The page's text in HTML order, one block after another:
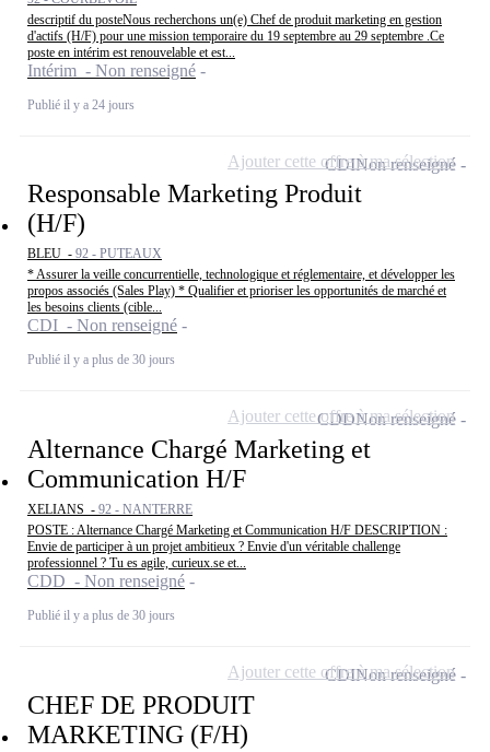
descriptif du posteNous recherchons un(e) Chef de produit marketing en gestion
d'actifs (H/F) pour une mission temporaire du 19 septembre au 29 septembre .Ce
poste en intérim est renouvelable et est...
Intérim - Non renseigné
Publié il y a 24 jours
Responsable Marketing Produit
(H/F)
BLEU - 92 - PUTEAUX
* Assurer la veille concurrentielle, technologique et réglementaire, et développer les
propos associés (Sales Play) * Qualifier et prioriser les opportunités de marché et
les besoins clients (cible...
CDI - Non renseigné
Publié il y a plus de 30 jours
CDINon renseigné
Ajouter cette offre à ma sélection
Alternance Chargé Marketing et
Communication H/F
XELIANS - 92 - NANTERRE
POSTE : Alternance Chargé Marketing et Communication H/F DESCRIPTION :
Envie de participer à un projet ambitieux ? Envie d'un véritable challenge
professionnel ? Tu es agile, curieux.se et...
CDD - Non renseigné
Publié il y a plus de 30 jours
CDDNon renseigné
Ajouter cette offre à ma sélection
CHEF DE PRODUIT
MARKETING (F/H)
CDINon renseigné
Ajouter cette offre à ma sélection